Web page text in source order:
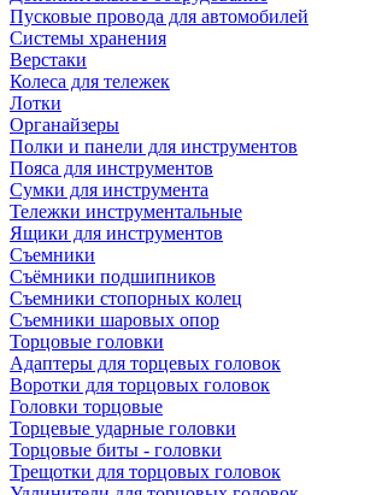
Пусковые провода для автомобилей
Системы хранения
Верстаки
Колеса для тележек
Лотки
Органайзеры
Полки и панели для инструментов
Пояса для инструментов
Сумки для инструмента
Тележки инструментальные
Ящики для инструментов
Съемники
Съёмники подшипников
Съемники стопорных колец
Съемники шаровых опор
Торцовые головки
Адаптеры для торцевых головок
Воротки для торцовых головок
Головки торцовые
Торцевые ударные головки
Торцовые биты - головки
Трещотки для торцовых головок